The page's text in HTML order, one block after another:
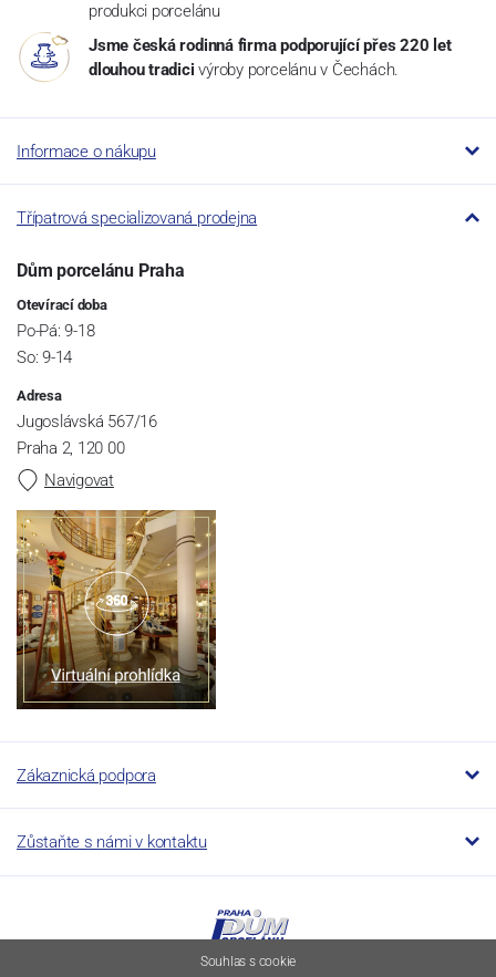
produkci porcelánu
Jsme česká rodinná firma podporující přes 220 let
dlouhou tradici výroby porcelánu v Čechách.
Informace o nákupu
Třípatrová specializovaná prodejna
Dům porcelánu Praha
Otevírací doba
Po-Pá: 9-18
So: 9-14
Adresa
Jugoslávská 567/16
Praha 2, 120 00
Navigovat
Zákaznická podpora
Zůstaňte s námi v kontaktu
Souhlas s cookie